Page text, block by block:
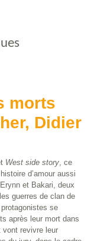
morts
Didier
West side story, ce
d’amour aussi
et Bakari, deux
guerres de clan de
se
après leur mort dans
vont revivre leur